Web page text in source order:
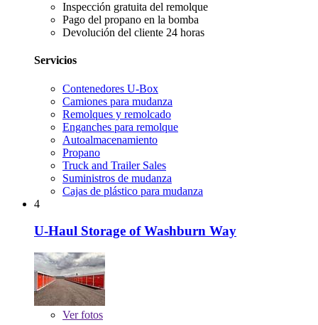
Inspección gratuita del remolque
Pago del propano en la bomba
Devolución del cliente 24 horas
Servicios
Contenedores U-Box
Camiones para mudanza
Remolques y remolcado
Enganches para remolque
Autoalmacenamiento
Propano
Truck and Trailer Sales
Suministros de mudanza
Cajas de plástico para mudanza
4
U-Haul Storage of Washburn Way
Verfotos